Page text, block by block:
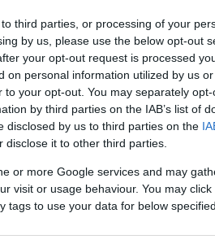
third parties, or processing of your
by us, please use the below opt-out
your opt-out request is processed
on personal information utilized by us
your opt-out. You may separately
by third parties on the IAB’s list of
disclosed by us to third parties on the
disclose it to other third parties.
or more Google services and may
visit or usage behaviour. You may
tags to use your data for below